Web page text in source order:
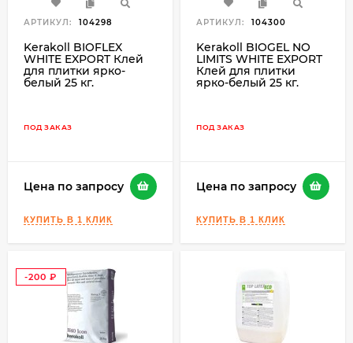
АРТИКУЛ: 104298
Kerakoll BIOFLEX
WHITE EXPORT Клей
для плитки ярко-
белый 25 кг.
ПОД ЗАКАЗ
Цена по запросу
АРТИКУЛ: 104300
Kerakoll BIOGEL NO
LIMITS WHITE EXPORT
Клей для плитки
ярко-белый 25 кг.
ПОД ЗАКАЗ
Цена по запросу
-200